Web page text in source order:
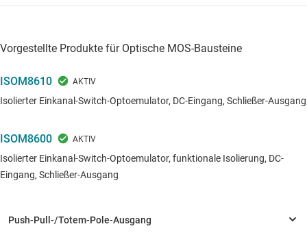
Vorgestellte Produkte für Optische MOS-Bausteine
ISOM8610
Isolierter Einkanal-Switch-Optoemulator, DC-Eingang, Schließer-Ausgang
ISOM8600
Isolierter Einkanal-Switch-Optoemulator, funktionale Isolierung, DC-
Eingang, Schließer-Ausgang